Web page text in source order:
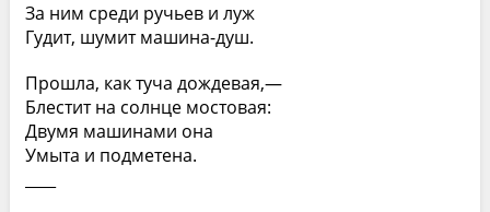
За ним среди ручьев и луж
Гудит, шумит машина-душ.
Прошла, как туча дождевая,—
Блестит на солнце мостовая:
Двумя машинами она
Умыта и подметена.